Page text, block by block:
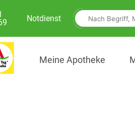
Notdienst
Meine Apotheke